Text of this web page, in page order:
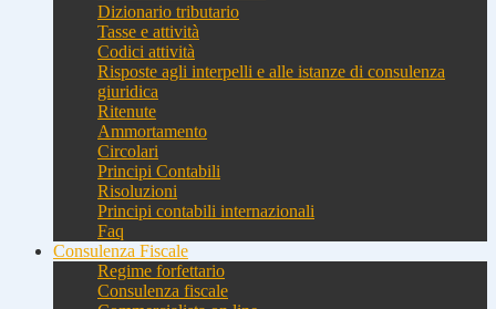
Dizionario tributario
Tasse e attività
Codici attività
Risposte agli interpelli e alle istanze di consulenza
giuridica
Ritenute
Ammortamento
Circolari
Principi Contabili
Risoluzioni
Principi contabili internazionali
Faq
Consulenza Fiscale
Regime forfettario
Consulenza fiscale